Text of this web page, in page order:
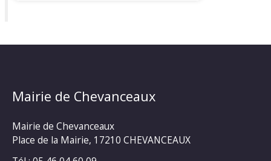
Mairie de Chevanceaux
Mairie de Chevanceaux
Place de la Mairie, 17210 CHEVANCEAUX